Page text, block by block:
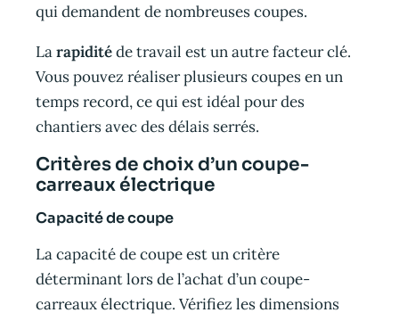
qui demandent de nombreuses coupes.
Larapiditéde travail est un autre facteur clé.
Vous pouvez réaliser plusieurs coupes en un
temps record, ce qui est idéal pour des
chantiers avec des délais serrés.
Critères de choix d’un coupe-
carreaux électrique
Capacité de coupe
La capacité de coupe est un critère
déterminant lors de l’achat d’un coupe-
carreaux électrique. Vérifiez les dimensions